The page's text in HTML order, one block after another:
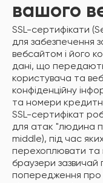
вашого
SSL-сертифікати
для забезпечення
вебсайтом і його
дані, що
користувача та
конфіденційну
та номери
SSL-сертифікат
для атак "людина
middle), під час
перехоплювати та
браузери
попередження про